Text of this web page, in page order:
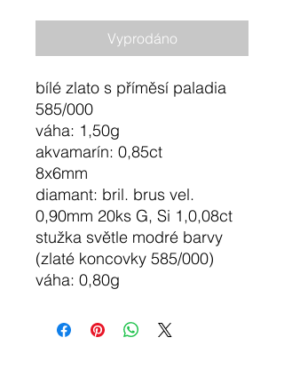
Vyprodáno
bílé zlato s příměsí paladia
585/000
váha: 1,50g
akvamarín: 0,85ct
8x6mm
diamant: bril. brus vel.
0,90mm 20ks G, Si 1,0,08ct
stužka světle modré barvy
(zlaté koncovky 585/000)
váha: 0,80g